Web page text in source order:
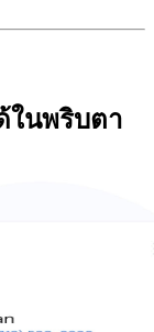
ในพริบตา